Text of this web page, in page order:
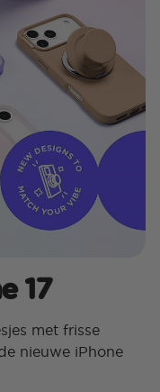
17
met frisse
nieuwe iPhone